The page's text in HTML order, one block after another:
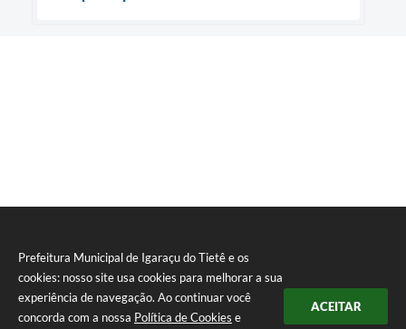
Prefeitura Municipal de Igaraçu do Tietê e os
cookies: nosso site usa cookies para melhorar a sua
experiência de navegação. Ao continuar você
concorda com a nossa Política de Cookies e
ACEITAR